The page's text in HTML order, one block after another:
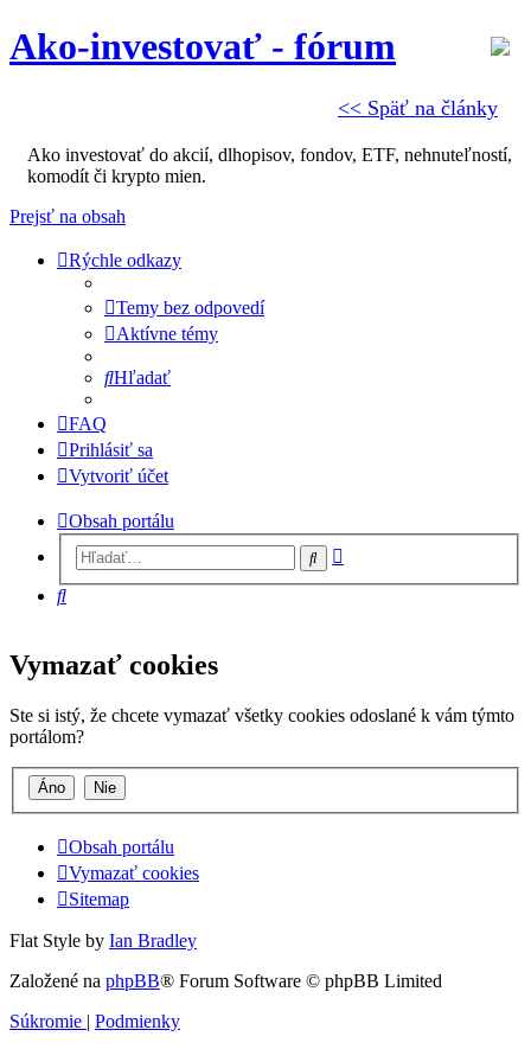
<< Späť na články
Ako-investovať - fórum
Ako investovať do akcií, dlhopisov, fondov, ETF, nehnuteľností,
komodít či krypto mien.
Prejsť na obsah
Rýchle odkazy
Temy bez odpovedí
Aktívne témy
Hľadať
FAQ
Prihlásiť sa
Vytvoriť účet
Obsah portálu
Hľadať
Hľadať
Vymazať cookies
Ste si istý, že chcete vymazať všetky cookies odoslané k vám týmto
portálom?
Obsah portálu
Vymazať cookies
Sitemap
Flat Style by Ian Bradley
Založené na phpBB® Forum Software © phpBB Limited
Súkromie | Podmienky